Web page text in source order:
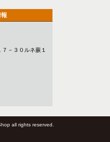
－３０ルネ蕨１
all rights reserved.